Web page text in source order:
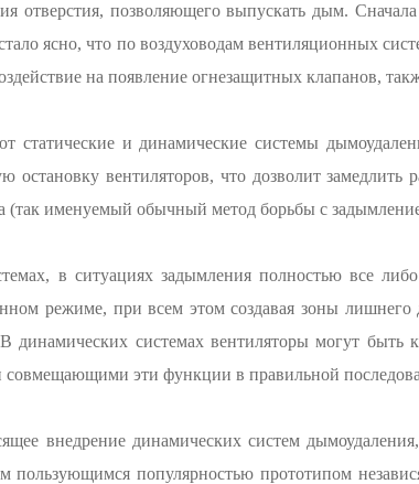
отверстия, позволяющего выпускать дым.
ясно, что по воздуховодам вентиляционных
на появление огнезащитных клапанов,
статические и динамические системы
остановку вентиляторов, что дозволит
(так именуемый обычный метод борьбы с
в ситуациях задымления полностью все
режиме, при всем этом создавая зоны лишнего
динамических системах вентиляторы могут
совмещающими эти функции в правильной
внедрение динамических систем
популярностью прототипом